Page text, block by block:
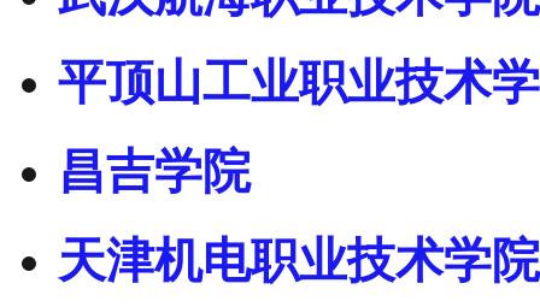
平顶山工业职业技术
昌吉学院
天津机电职业技术学院